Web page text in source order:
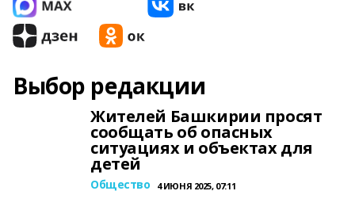
Выбор редакции
Жителей Башкирии просят
сообщать об опасных
ситуациях и объектах для
детей
Общество 4 ИЮНЯ 2025, 07:11